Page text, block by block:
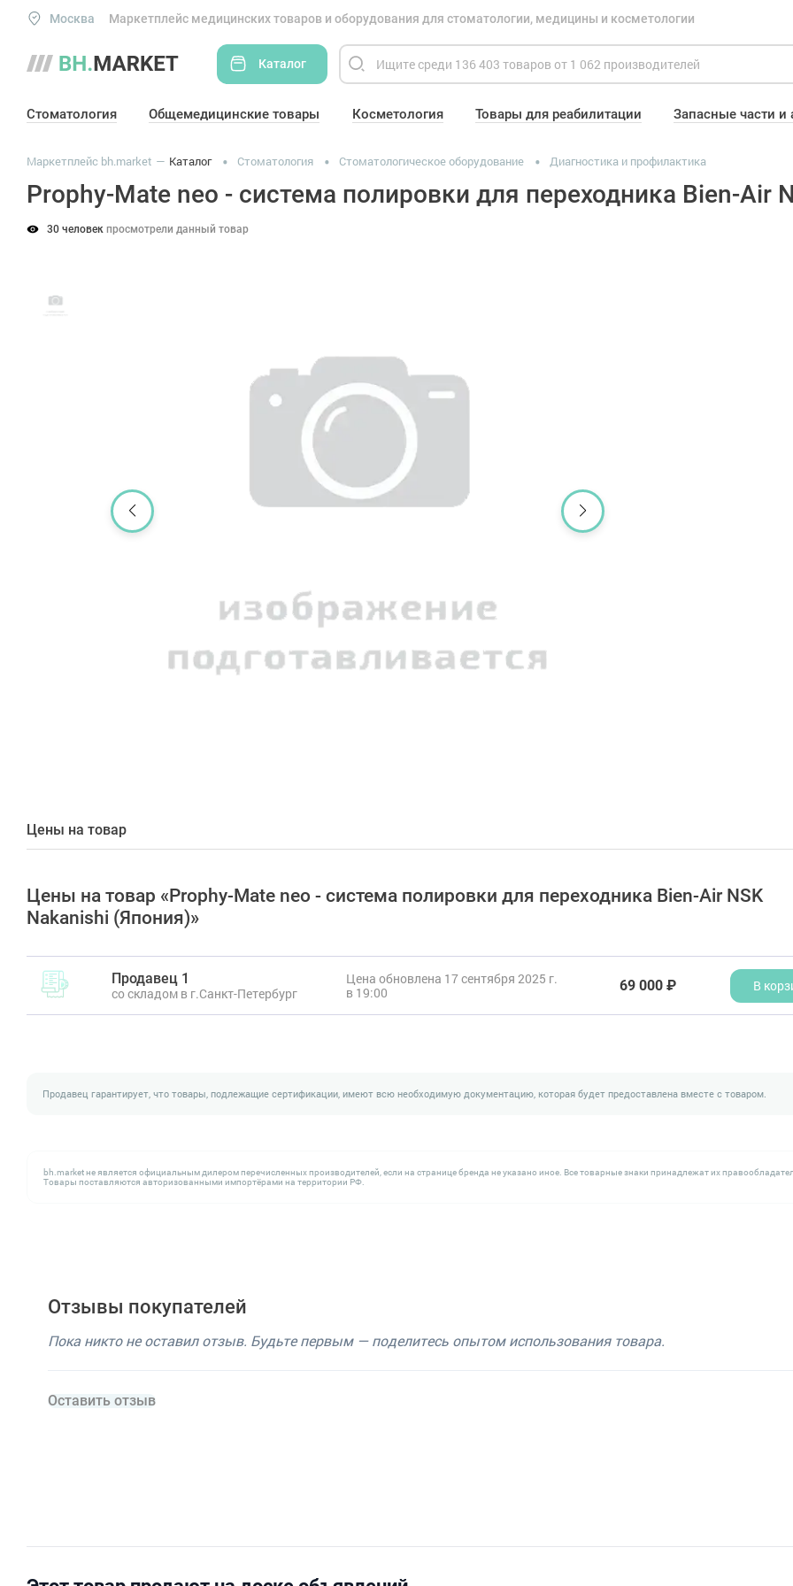
Москва Маркетплейс медицинских товаров и оборудования для стоматологии, медицины и косметологии
Каталог
Стоматология Общемедицинские товары Косметология Товары для реабилитации Запасные части и
Маркетплейс bh.market Каталог Стоматология Стоматологическое оборудование Диагностика и профилактика
Prophy-Mate neo - cистема полировки для переходника Bien-Air
30 человек просмотрели данный товар
Цены на товар
Цены на товар «Prophy-Mate neo - cистема полировки для переходника Bien-Air NSK
Nakanishi (Япония)»
Продавец 1
со складом в г.Санкт-Петербург
Цена обновлена 17 сентября 2025 г.
в 19:00
69 000 ₽ В
Продавец гарантирует, что товары, подлежащие сертификации, имеют всю необходимую документацию, которая будет предоставлена вместе с товаром.
bh.market не является официальным дилером перечисленных производителей, если на странице бренда не указано иное. Все товарные знаки принадлежат их
Товары поставляются авторизованными импортёрами на территории РФ.
Отзывы покупателей
Пока никто не оставил отзыв. Будьте первым — поделитесь опытом использования товара.
Оставить отзыв